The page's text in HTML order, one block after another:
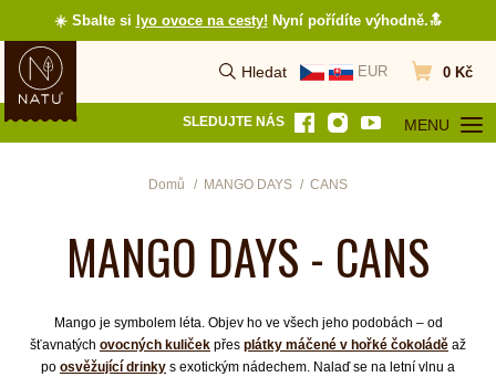
☀️ Sbalte si lyo ovoce na cesty! Nyní pořídíte výhodně.🔝
Hledat
Vyhledat
EUR
Přejít do
0 Kč
SLEDUJTE NÁS MENU
OTEVŘÍT
Domů MANGO DAYS CANS
MANGO DAYS - CANS
Mango je symbolem léta. Objev ho ve všech jeho podobách – od
šťavnatých ovocných kuliček přes plátky máčené v hořké čokoládě až
po osvěžující drinky s exotickým nádechem. Nalaď se na letní vlnu a